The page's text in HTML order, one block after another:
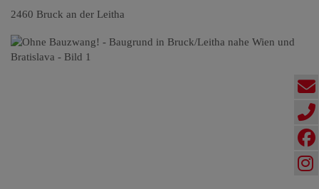
2460 Bruck an der Leitha